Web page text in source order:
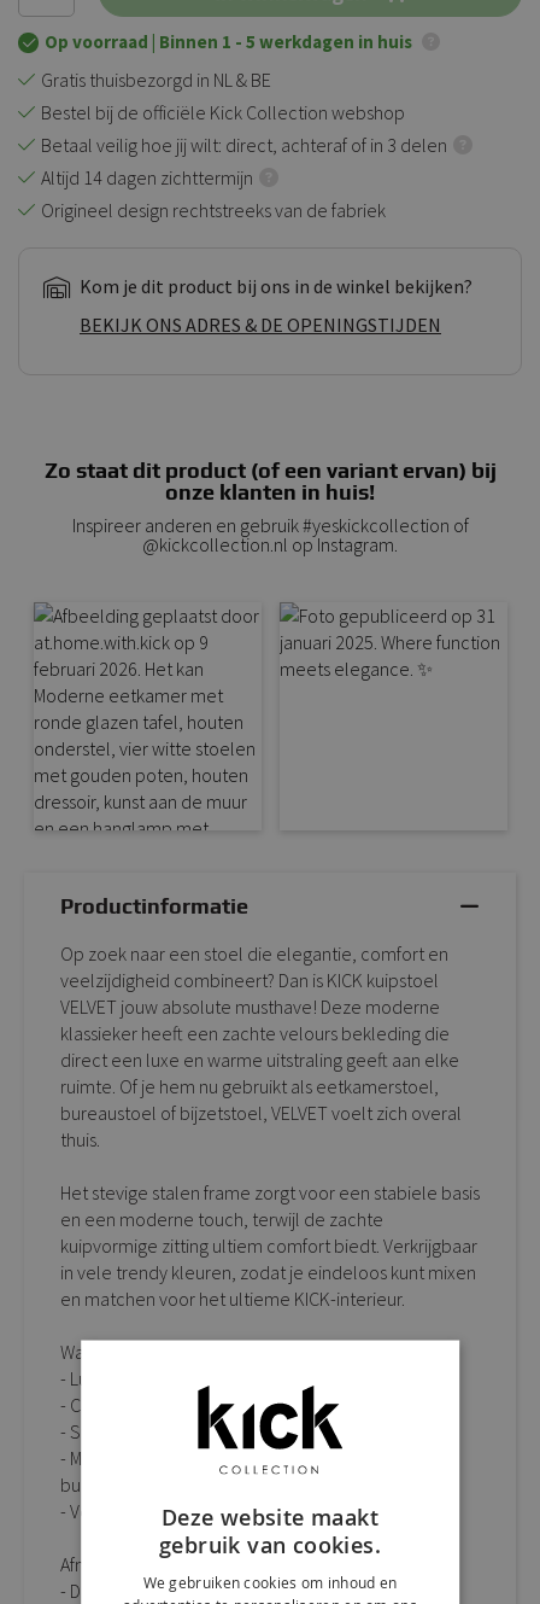
Op voorraad | Binnen 1 - 5 werkdagen in huis
Gratis thuisbezorgd in NL & BE
Bestel bij de officiële Kick Collection webshop
Betaal veilig hoe jij wilt: direct, achteraf of in 3 delen
Altijd 14 dagen zichttermijn
Origineel design rechtstreeks van de fabriek
Kom je dit product bij ons in de winkel bekijken?
BEKIJK ONS ADRES & DE OPENINGSTIJDEN
Zo staat dit product (of een variant ervan) bij
onze klanten in huis!
Inspireer anderen en gebruik #yeskickcollection of
@kickcollection.nl op Instagram.
Productinformatie
Op zoek naar een stoel die elegantie, comfort en
veelzijdigheid combineert? Dan is KICK kuipstoel
VELVET jouw absolute musthave! Deze moderne
klassieker heeft een zachte velours bekleding die
direct een luxe en warme uitstraling geeft aan elke
ruimte. Of je hem nu gebruikt als eetkamerstoel,
bureaustoel of bijzetstoel, VELVET voelt zich overal
thuis.
Het stevige stalen frame zorgt voor een stabiele basis
en een moderne touch, terwijl de zachte
kuipvormige zitting ultiem comfort biedt. Verkrijgbaar
in vele trendy kleuren, zodat je eindeloos kunt mixen
en matchen voor het ultieme KICK-interieur.
Waarom kuipstoel VELVET een musthave is:
- Luxe velours bekleding met elegante uitstraling
- Comfortabele kuipzitting voor extra zitgemak
- Stevig stalen frame met moderne look
- Multifunctioneel: perfect als eetkamerstoel,
bureaustoel of bijzetstoel
- Verkrijgbaar in vele trendy kleuren
Afmetingen:
- D 53 cm x B 48 cm x H 85 cm
Deze website maakt
gebruik van cookies.
We gebruiken cookies om inhoud en